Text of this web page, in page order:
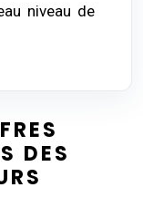
niveau de
DES